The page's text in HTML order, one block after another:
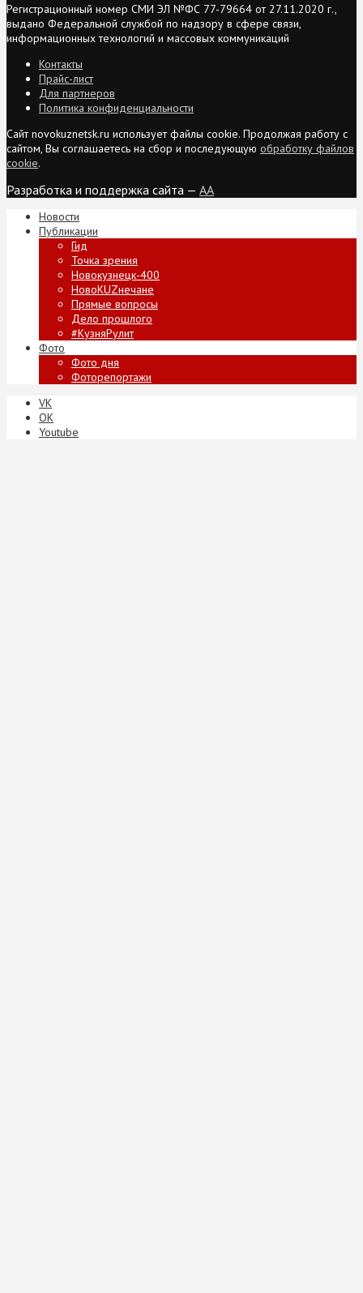
Регистрационный номер СМИ ЭЛ №ФС 77-79664 от 27.11.2020 г.,
выдано Федеральной службой по надзору в сфере связи,
информационных технологий и массовых коммуникаций
Контакты
Прайс-лист
Для партнеров
Политика конфиденциальности
Сайт novokuznetsk.ru использует файлы cookie. Продолжая работу с
сайтом, Вы соглашаетесь на сбор и последующую обработку файлов
cookie.
Разработка и поддержка сайта — AA
Новости
Публикации
Гид
Точка зрения
Новокузнецк-400
НовоKUZнечане
Прямые вопросы
Дело прошлого
#КузняРулит
Фото
Фото дня
Фоторепортажи
VK
ОК
Youtube